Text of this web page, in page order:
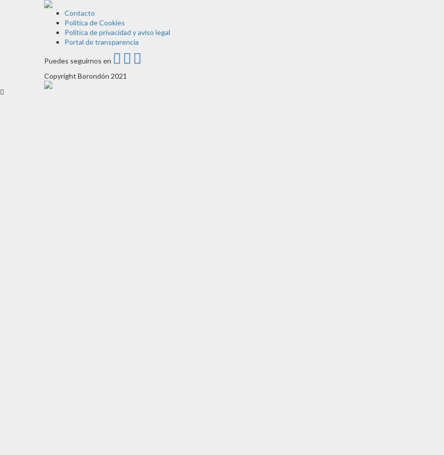
Contacto
Política de Cookies
Política de privacidad y aviso legal
Portal de transparencia
Puedes seguirnos en
Copyright Borondón 2021